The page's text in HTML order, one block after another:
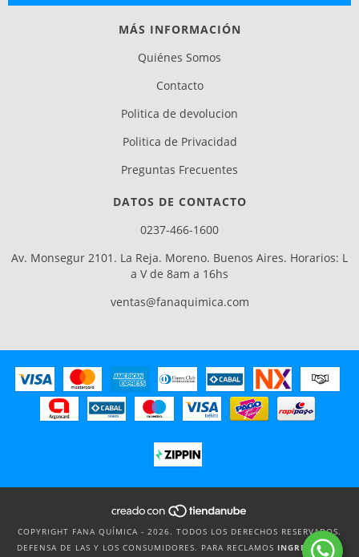
MÁS INFORMACIÓN
Quiénes Somos
Contacto
Politica de devolucion
Politica de Privacidad
Preguntas Frecuentes
DATOS DE CONTACTO
0237-466-1600
Av. Monsegur 2101. La Reja. Moreno. Buenos Aires. Horarios: L
a V de 8am a 16hs
ventas@fanaquimica.com
COPYRIGHT FANA QUÍMICA - 2026. TODOS LOS DERECHOS RESERVADOS.
DEFENSA DE LAS Y LOS CONSUMIDORES. PARA RECLAMOS INGRESÁ ACÁ.